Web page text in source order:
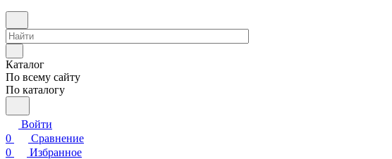
Каталог
По всему сайту
По каталогу
Войти
0
Сравнение
0
Избранное